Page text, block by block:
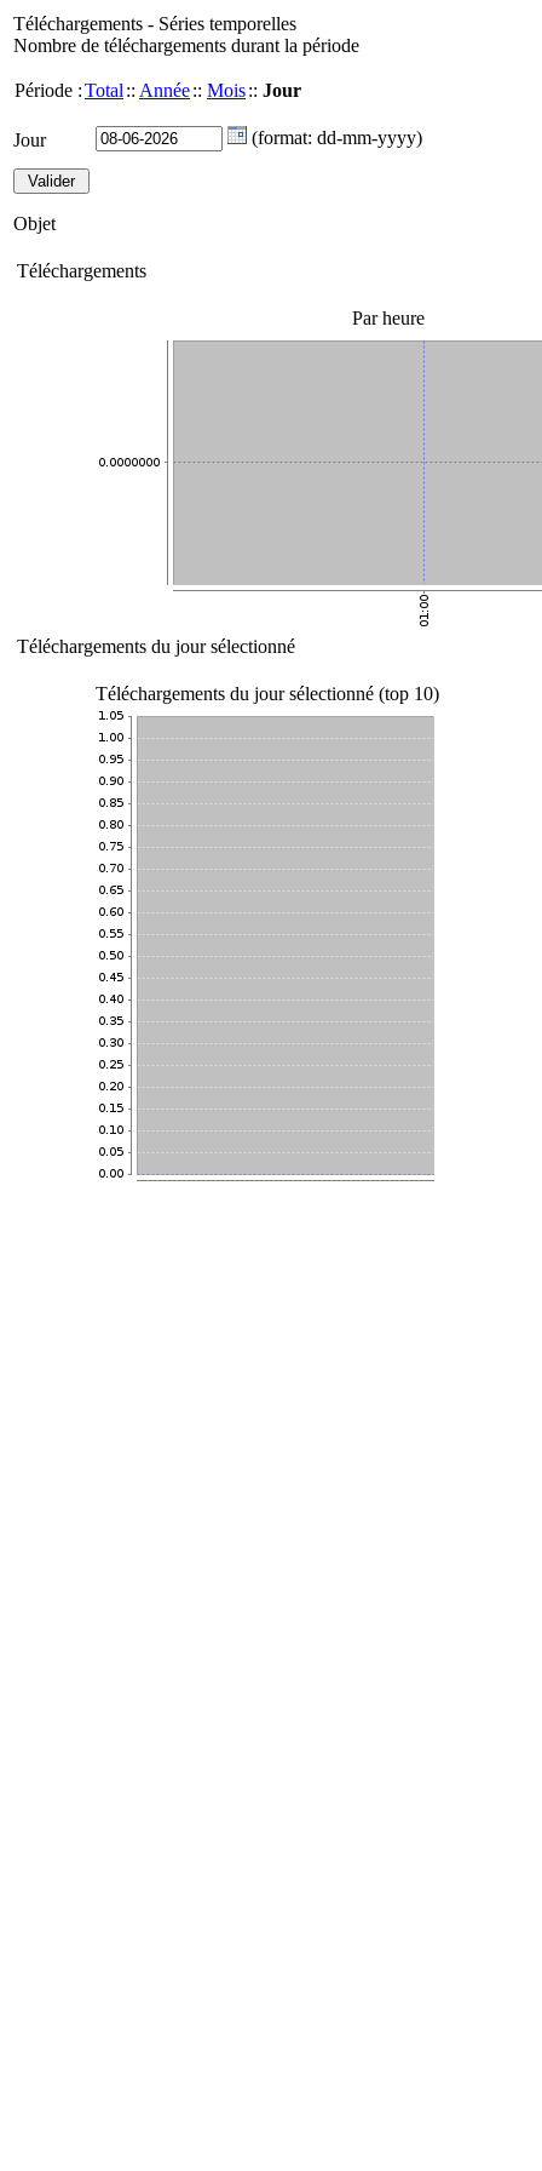
Téléchargements - Séries temporelles
Nombre de téléchargements durant la période
Période :Total :: Année:: Mois:: Jour
Jour (format: dd-mm-yyyy)
Objet
Téléchargements
Par heure
Téléchargements du jour sélectionné
Téléchargements du jour sélectionné (top 10)